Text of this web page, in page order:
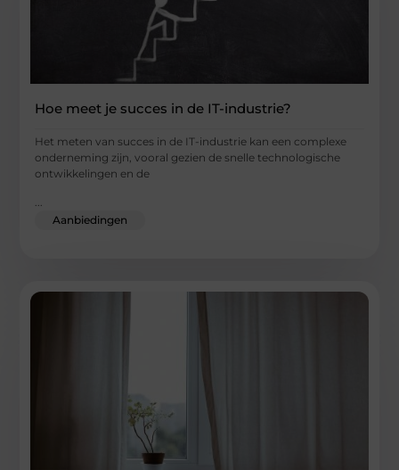
Hoe meet je succes in de IT-industrie?
Het meten van succes in de IT-industrie kan een complexe
onderneming zijn, vooral gezien de snelle technologische
ontwikkelingen en de
...
Aanbiedingen